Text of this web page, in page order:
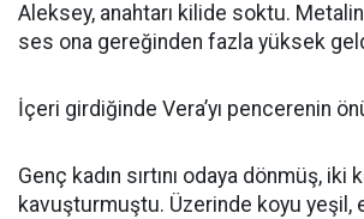
Aleksey, anahtarı kilide soktu. Metalin
ses ona gereğinden fazla yüksek
İçeri girdiğinde Vera’yı pencerenin
Genç kadın sırtını odaya dönmüş,
kavuşturmuştu. Üzerinde koyu yeşil,